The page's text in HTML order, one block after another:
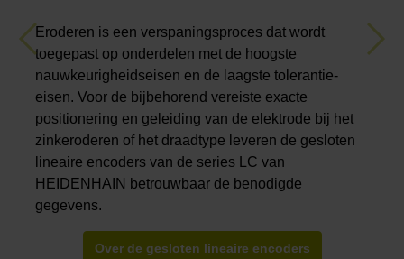
Eroderen is een verspaningsproces dat wordt
toegepast op onderdelen met de hoogste
nauwkeurigheidseisen en de laagste tolerantie-
eisen. Voor de bijbehorend vereiste exacte
positionering en geleiding van de elektrode bij het
zinkeroderen of het draadtype leveren de gesloten
lineaire encoders van de series LC van
HEIDENHAIN betrouwbaar de benodigde
gegevens.
Over de gesloten lineaire encoders
Previous Next